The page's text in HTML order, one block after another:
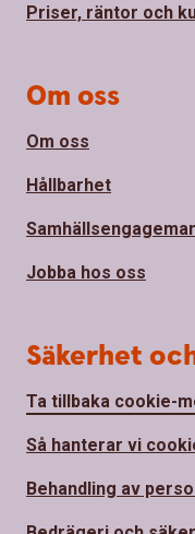
Priser, räntor och
Om oss
Om oss
Hållbarhet
Jobba hos oss
Säkerhet
Ta tillbaka cookie-
Så hanterar vi
Behandling av